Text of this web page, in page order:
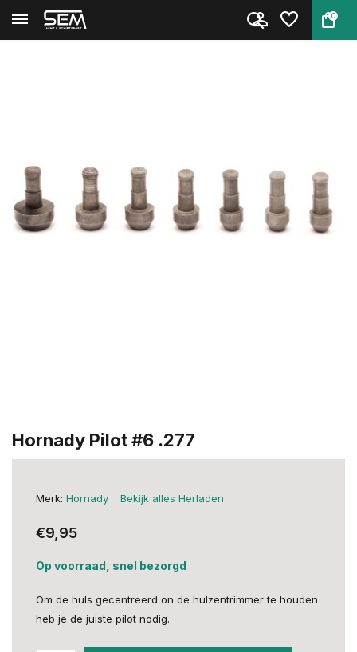
0
Terug Home
Hornady Pilot #6 .277
Merk: Hornady Bekijk alles Herladen
€9,95
Op voorraad, snel bezorgd
Om de huls gecentreerd on de hulzentrimmer te houden
heb je de juiste pilot nodig.